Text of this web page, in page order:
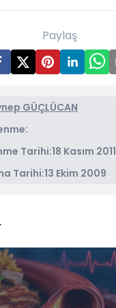
Paylaş
GÜÇLÜCAN
Tarihi:18 Kasım 2011
Tarihi:13 Ekim 2009